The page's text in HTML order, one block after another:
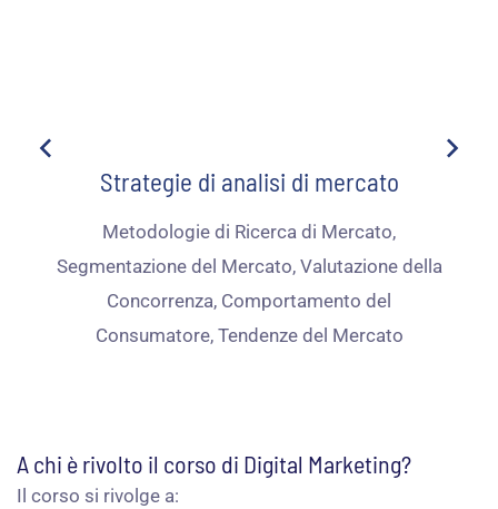
Strategie di analisi di mercato
Metodologie di Ricerca di Mercato,
Segmentazione del Mercato, Valutazione della
Concorrenza, Comportamento del
Consumatore, Tendenze del Mercato
A chi è rivolto il corso di Digital Marketing?
Il corso si rivolge a: